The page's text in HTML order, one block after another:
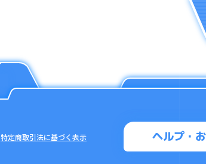
ヘルプ・
特定商取引法に基づく表示